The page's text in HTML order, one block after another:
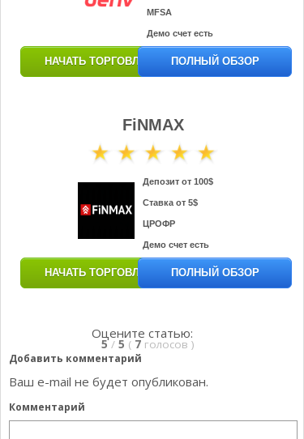
MFSA
Демо счет есть
НАЧАТЬ ТОРГОВЛЮ ПОЛНЫЙ ОБЗОР
FiNMAX
Депозит от 100$
Ставка от 5$
ЦРОФР
Демо счет есть
НАЧАТЬ ТОРГОВЛЮ ПОЛНЫЙ ОБЗОР
Оцените статью:
5 / 5 ( 7 голосов )
Добавить комментарий
Ваш e-mail не будет опубликован.
Комментарий